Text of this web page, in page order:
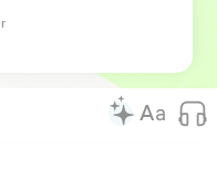
autorisation. Pour vous procurer